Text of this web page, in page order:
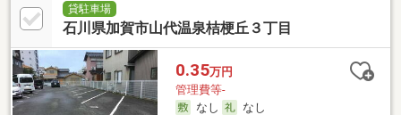
貸駐車場
石川県加賀市山代温泉桔梗丘３丁目
0.35万円
管理費等-
なし
なし